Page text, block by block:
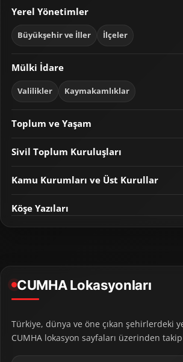
Yerel Yönetimler
Büyükşehir ve İller İlçeler
Mülki İdare
Valilikler Kaymakamlıklar
Toplum ve Yaşam
Sivil Toplum Kuruluşları
Kamu Kurumları ve Üst Kurullar
Köşe Yazıları
CUMHA Lokasyonları
Türkiye, dünya ve öne çıkan şehirlerdeki
CUMHA lokasyon sayfaları üzerinden